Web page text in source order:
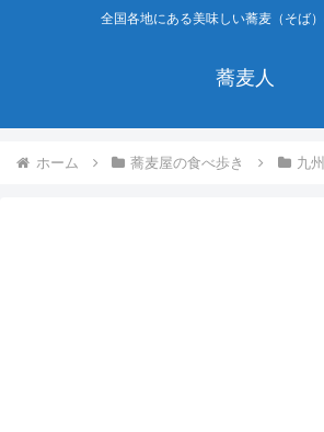
全国各地にある美味しい蕎麦（そば
蕎麦人
ホーム 蕎麦屋の食べ歩き 九